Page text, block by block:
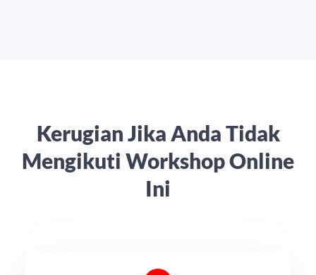
Kerugian Jika Anda Tidak
Mengikuti Workshop Online
Ini